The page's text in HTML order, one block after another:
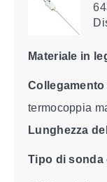
Materiale in
termocoppia
Lunghezza
Tipo di sonda